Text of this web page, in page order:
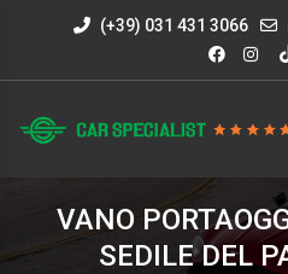
(+39) 031 431 3066
VANO
SEDILE DEL